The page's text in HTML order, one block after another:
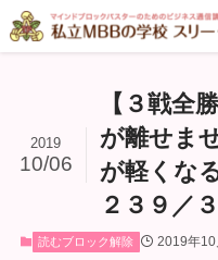
【３戦全
が離せま
が軽くな
２３９／
2019
10/06
読むブロック解除 2019年10